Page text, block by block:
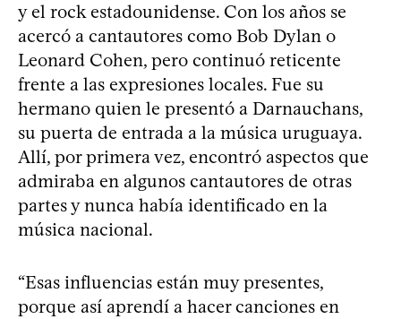
y el rock estadounidense. Con los años se
acercó a cantautores como Bob Dylan o
Leonard Cohen, pero continuó reticente
frente a las expresiones locales. Fue su
hermano quien le presentó a Darnauchans,
su puerta de entrada a la música uruguaya.
Allí, por primera vez, encontró aspectos que
admiraba en algunos cantautores de otras
partes y nunca había identificado en la
música nacional.
“Esas influencias están muy presentes,
porque así aprendí a hacer canciones en